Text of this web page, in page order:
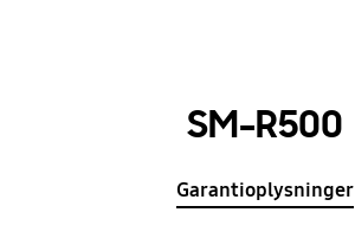
SM-R500
Garantioplysninger